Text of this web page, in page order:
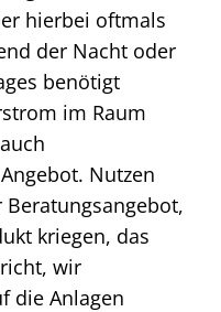
hierbei oftmals
der Nacht oder
benötigt
im Raum
Nutzen
kriegen, das
wir
die Anlagen